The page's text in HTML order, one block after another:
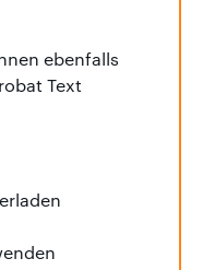
ebenfalls
Text